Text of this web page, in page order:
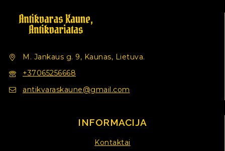
M. Jankaus g. 9, Kaunas, Lietuva.
+37065256668
antikvaraskaune@gmail.com
INFORMACIJA
Kontaktai